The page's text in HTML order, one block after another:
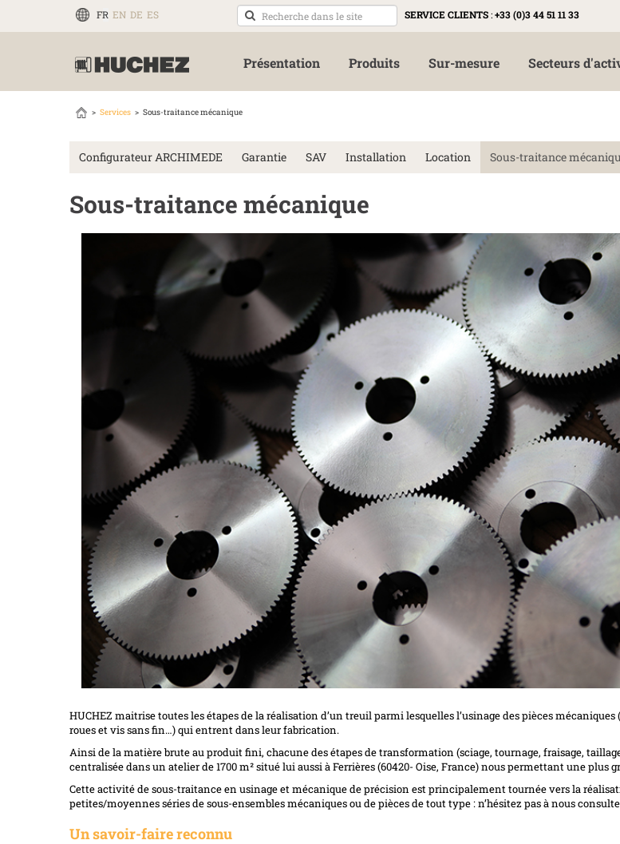
FR EN DE ES SERVICE CLIENTS:+33 (0)3 44 51 11 33
Présentation Produits Sur-mesure Secteurs
Services Sous-traitance mécanique
Configurateur ARCHIMEDE Garantie SAV Installation Location Sous-traitance
Sous-traitance mécanique
HUCHEZ maitrise toutes les étapes de la réalisation d’un treuil parmi lesquelles l’usinage des pièces mécaniques
roues et vis sans fin…) qui entrent dans leur fabrication.
Ainsi de la matière brute au produit fini, chacune des étapes de transformation (sciage, tournage, fraisage,
centralisée dans un atelier de 1700 m² situé lui aussi à Ferrières (60420- Oise, France) nous permettant une plus
Cette activité de sous-traitance en usinage et mécanique de précision est principalement tournée vers la
petites/moyennes séries de sous-ensembles mécaniques ou de pièces de tout type : n’hésitez pas à nous
Un savoir-faire reconnu